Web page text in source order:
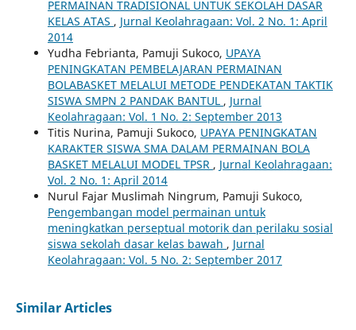
PERMAINAN TRADISIONAL UNTUK SEKOLAH DASAR
KELAS ATAS , Jurnal Keolahragaan: Vol. 2 No. 1: April
2014
Yudha Febrianta, Pamuji Sukoco, UPAYA
PENINGKATAN PEMBELAJARAN PERMAINAN
BOLABASKET MELALUI METODE PENDEKATAN TAKTIK
SISWA SMPN 2 PANDAK BANTUL , Jurnal
Keolahragaan: Vol. 1 No. 2: September 2013
Titis Nurina, Pamuji Sukoco, UPAYA PENINGKATAN
KARAKTER SISWA SMA DALAM PERMAINAN BOLA
BASKET MELALUI MODEL TPSR , Jurnal Keolahragaan:
Vol. 2 No. 1: April 2014
Nurul Fajar Muslimah Ningrum, Pamuji Sukoco,
Pengembangan model permainan untuk
meningkatkan perseptual motorik dan perilaku sosial
siswa sekolah dasar kelas bawah , Jurnal
Keolahragaan: Vol. 5 No. 2: September 2017
Similar Articles